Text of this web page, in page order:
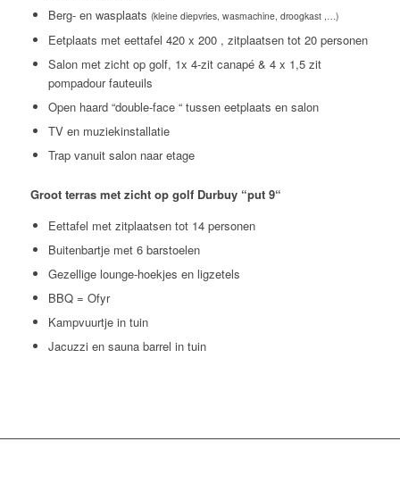
Berg- en wasplaats (kleine diepvries, wasmachine, droogkast ,…)
Eetplaats met eettafel 420 x 200 , zitplaatsen tot 20 personen
Salon met zicht op golf, 1x 4-zit canapé & 4 x 1,5 zit
pompadour fauteuils
Open haard “double-face “ tussen eetplaats en salon
TV en muziekinstallatie
Trap vanuit salon naar etage
Groot terras met zicht op golf Durbuy “put 9“
Eettafel met zitplaatsen tot 14 personen
Buitenbartje met 6 barstoelen
Gezellige lounge-hoekjes en ligzetels
BBQ = Ofyr
Kampvuurtje in tuin
Jacuzzi en sauna barrel in tuin